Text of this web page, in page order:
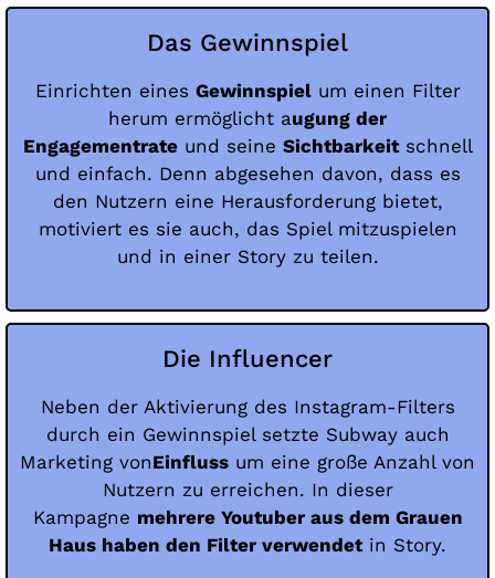
Das Gewinnspiel
Einrichten eines Gewinnspielum einen Filter
herum ermöglicht augung der
Engagementrateund seine Sichtbarkeitschnell
und einfach. Denn abgesehen davon, dass es
den Nutzern eine Herausforderung bietet,
motiviert es sie auch, das Spiel mitzuspielen
und in einer Story zu teilen.
Die Influencer
Neben der Aktivierung des Instagram-Filters
durch ein Gewinnspiel setzte Subway auch
Marketing vonEinfluss um eine große Anzahl von
Nutzern zu erreichen. In dieser
Kampagne mehrere Youtuber aus dem Grauen
Haus haben den Filter verwendetin Story.